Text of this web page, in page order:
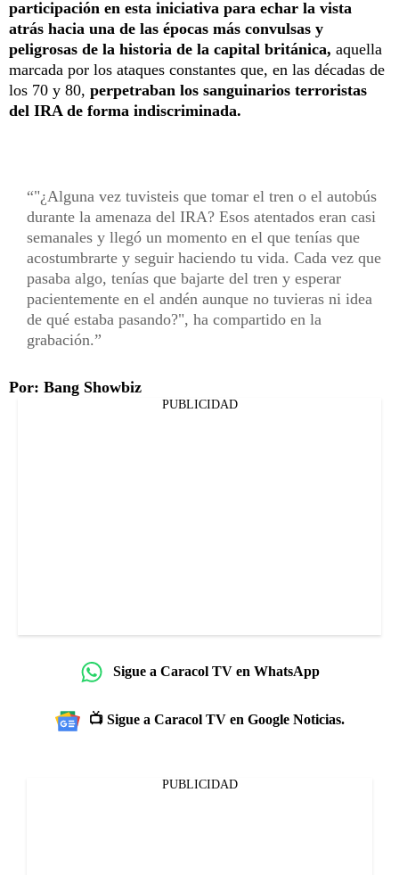
participación en esta iniciativa para echar la vista
atrás hacia una de las épocas más convulsas y
peligrosas de la historia de la capital británica, aquella
marcada por los ataques constantes que, en las décadas de
los 70 y 80, perpetraban los sanguinarios terroristas
del IRA de forma indiscriminada.
"¿Alguna vez tuvisteis que tomar el tren o el autobús
durante la amenaza del IRA? Esos atentados eran casi
semanales y llegó un momento en el que tenías que
acostumbrarte y seguir haciendo tu vida. Cada vez que
pasaba algo, tenías que bajarte del tren y esperar
pacientemente en el andén aunque no tuvieras ni idea
de qué estaba pasando?", ha compartido en la
grabación.
Por: Bang Showbiz
PUBLICIDAD
Sigue a Caracol TV en WhatsApp
📺 Sigue a Caracol TV en Google Noticias.
PUBLICIDAD